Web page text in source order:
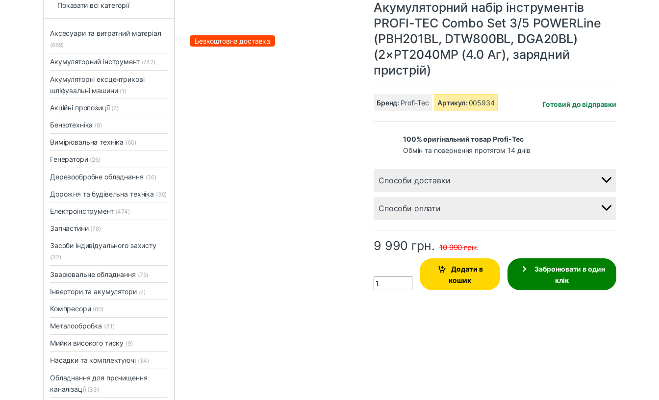
Безкоштовна доставка
Акумуляторний набір інструментів
PROFI-TEC Combo Set 3/5 POWERLine
(PBH201BL, DTW800BL, DGA20BL)
(2×PT2040MP (4.0 Аг), зарядний
пристрій)
Бренд: Profi-Tec Артикул: 005934 Готовий до відправки
100% оригінальний товар Profi-Tec
Обмін та повернення протягом 14 днів
Способи доставки
Способи оплати
9 990 грн. 10 990грн.
Quantity
Додати в
кошик
Забронювати в один
клік
Показати всі категорії
Аксесуари та витратний матеріал
(669)
Акумуляторний інструмент (742)
Акумуляторні ексцентрикові
шліфувальні машини (1)
Акційні пропозиції (7)
Бензотехніка (8)
Вимірювальна техніка (60)
Генератори (26)
Деревообробне обладнання (36)
Дорожня та будівельна техніка (30)
Електроінструмент (474)
Запчастини (78)
Засоби індивідуального захисту
(32)
Зварювальне обладнання (75)
Інвертори та акумулятори (7)
Компресори (60)
Металообробка (31)
Мийки високого тиску (9)
Насадки та комплектуючі (34)
Обладнання для прочищення
каналізації (33)